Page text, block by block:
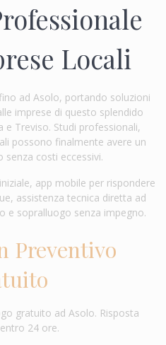
Locali
ad Asolo, portando soluzioni
imprese di questo splendido
e Treviso. Studi professionali,
possono finalmente avere un
costi eccessivi.
app mobile per rispondere
assistenza tecnica diretta ad
e sopralluogo senza impegno.
Preventivo
gratuito ad Asolo. Risposta
24 ore.